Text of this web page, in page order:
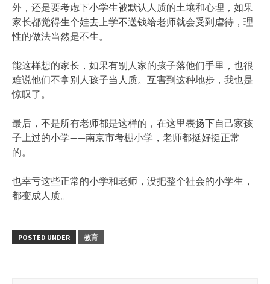
外，还是要考虑下小学生被默认人质的土壤和心理，如果
家长都觉得生个娃去上学不送钱给老师就会受到虐待，理
性的做法当然是不生。
能这样想的家长，如果有别人家的孩子落他们手里，也很
难说他们不拿别人孩子当人质。互害到这种地步，我也是
惊叹了。
最后，不是所有老师都是这样的，在这里表扬下自己家孩
子上过的小学——南京市考棚小学，老师都挺好挺正常
的。
也幸亏这些正常的小学和老师，没把整个社会的小学生，
都变成人质。
POSTED UNDER 教育